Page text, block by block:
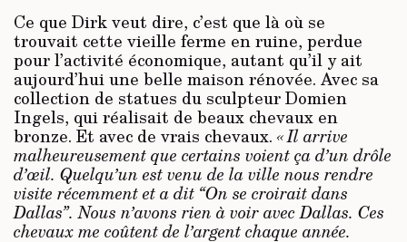
Ce que Dirk veut dire, c’est que là où se
trouvait cette vieille ferme en ruine, perdue
pour l’activité économique, autant qu’il y ait
aujourd’hui une belle maison rénovée. Avec sa
collection de statues du sculpteur Domien
Ingels, qui réalisait de beaux chevaux en
bronze. Et avec de vrais chevaux. « Il arrive
malheureusement que certains voient ça d’un drôle
d’œil. Quelqu’un est venu de la ville nous rendre
visite récemment et a dit “On se croirait dans
Dallas”. Nous n’avons rien à voir avec Dallas. Ces
chevaux me coûtent de l’argent chaque année.